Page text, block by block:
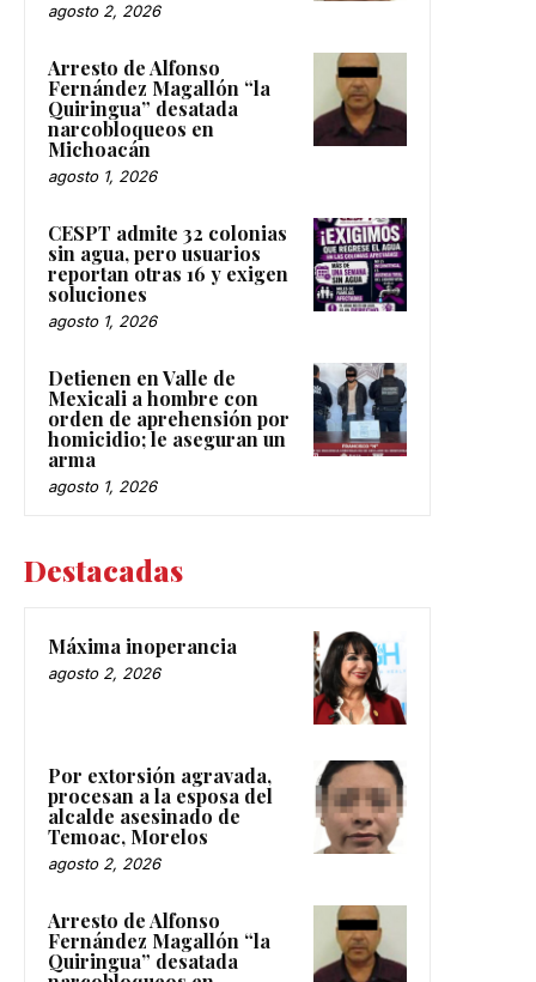
agosto 2, 2026
Arresto de Alfonso
Fernández Magallón “la
Quiringua” desatada
narcobloqueos en
Michoacán
agosto 1, 2026
CESPT admite 32 colonias
sin agua, pero usuarios
reportan otras 16 y exigen
soluciones
agosto 1, 2026
Detienen en Valle de
Mexicali a hombre con
orden de aprehensión por
homicidio; le aseguran un
arma
agosto 1, 2026
Destacadas
Máxima inoperancia
agosto 2, 2026
Por extorsión agravada,
procesan a la esposa del
alcalde asesinado de
Temoac, Morelos
agosto 2, 2026
Arresto de Alfonso
Fernández Magallón “la
Quiringua” desatada